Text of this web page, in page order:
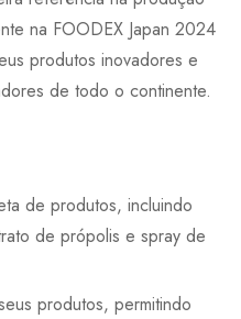
na FOODEX Japan 2024
produtos inovadores e
de todo o continente.
de produtos, incluindo
de própolis e spray de
produtos, permitindo